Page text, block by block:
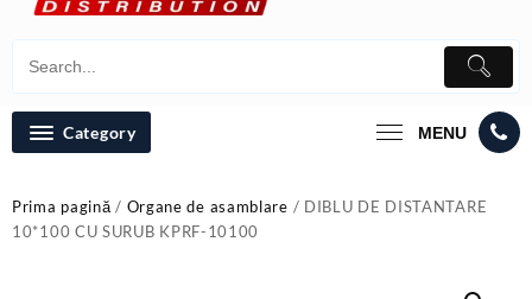
Category MENU
Prima pagină/ Organe de asamblare / DIBLU DE DISTANTARE
10*100 CU SURUB KPRF-10100